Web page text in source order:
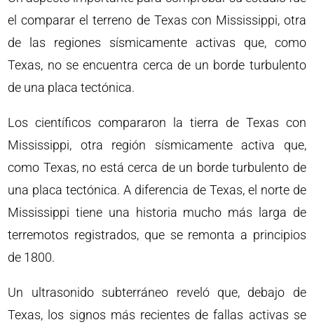
el comparar el terreno de Texas con Mississippi, otra
de las regiones sísmicamente activas que, como
Texas, no se encuentra cerca de un borde turbulento
de una placa tectónica.
Los científicos compararon la tierra de Texas con
Mississippi, otra región sísmicamente activa que,
como Texas, no está cerca de un borde turbulento de
una placa tectónica. A diferencia de Texas, el norte de
Mississippi tiene una historia mucho más larga de
terremotos registrados, que se remonta a principios
de 1800.
Un ultrasonido subterráneo reveló que, debajo de
Texas, los signos más recientes de fallas activas se